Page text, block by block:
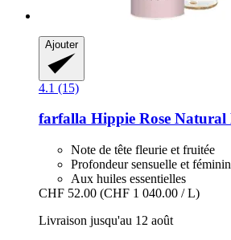
Ajouter
4.1 (15)
farfalla Hippie Rose
Note de tête fleurie et fruitée
Profondeur sensuelle et
Aux huiles essentielles
CHF 52.00 (CHF 1 040.00 / L)
Livraison jusqu'au 12 août